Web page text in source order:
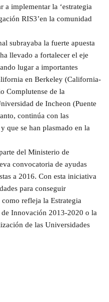
a implementar la ‘estrategia
RIS3’en la comunidad
subrayaba la fuerte apuesta
llevado a fortalecer el eje
lugar a importantes
en Berkeley (California-
Complutense de la
de Incheon (Puente
continúa con las
que se han plasmado en la
del Ministerio de
convocatoria de ayudas
a 2016. Con esta iniciativa
para conseguir
refleja la Estrategia
Innovación 2013-2020 o la
de las Universidades